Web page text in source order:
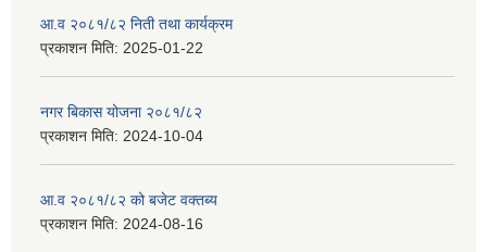
आ.व २०८१/८२ निती तथा कार्यक्रम
प्रकाशन मिति: 2025-01-22
नगर बिकास योजना २०८१/८२
प्रकाशन मिति: 2024-10-04
आ.व २०८१/८२ को बजेट वक्तब्य
प्रकाशन मिति: 2024-08-16